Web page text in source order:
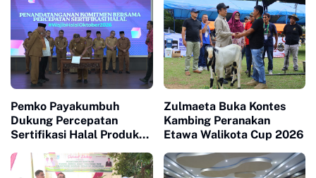
Pemko Payakumbuh
Dukung Percepatan
Sertifikasi Halal Produk
Zulmaeta Buka Kontes
Kambing Peranakan
Etawa Walikota Cup 2026